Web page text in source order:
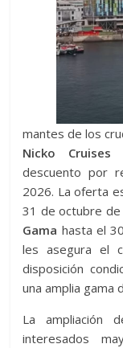
mantes de los
Nicko Cruises
descuento por
2026. La oferta
31 de octubre
Gama hasta el
les asegura el
disposición
una amplia gama
La ampliación
interesados